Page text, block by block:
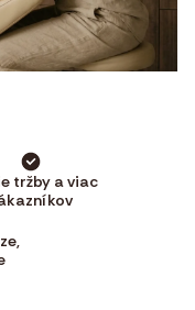
tržby a viac